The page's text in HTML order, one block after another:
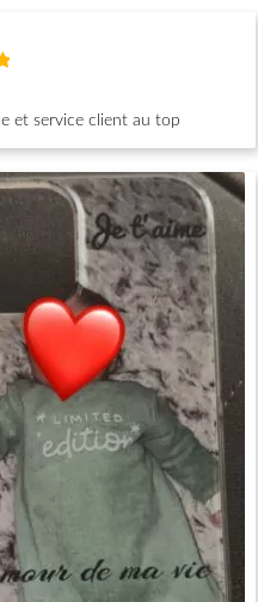
et service client au top